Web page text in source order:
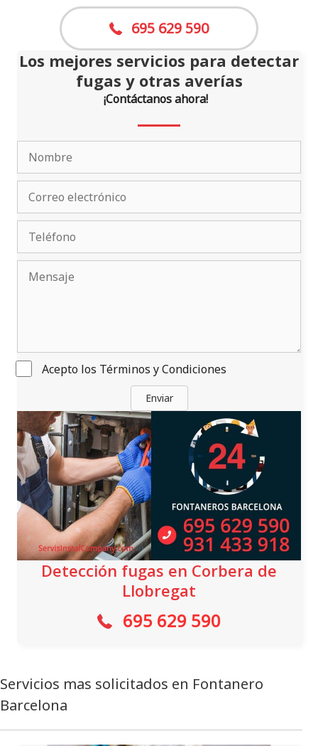
695 629 590
Los mejores servicios para detectar
fugas y otras averías
¡Contáctanos ahora!
Acepto los Términos y Condiciones
Enviar
Detección fugas en Corbera de
Llobregat
695 629 590
Servicios mas solicitados en Fontanero
Barcelona